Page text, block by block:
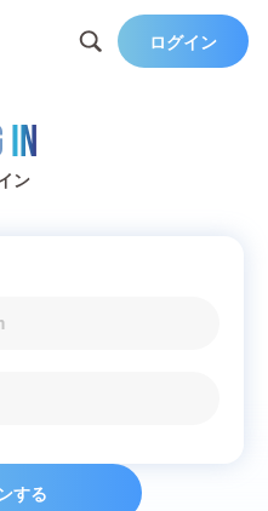
ログイン
in
ン
する